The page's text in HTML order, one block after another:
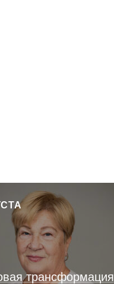
трансформация